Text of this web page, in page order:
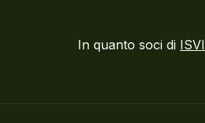
In quanto soci di ISVI